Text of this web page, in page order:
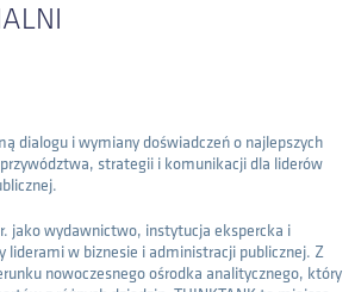
dialogu i wymiany doświadczeń o najlepszych
strategii i komunikacji dla liderów
jako wydawnictwo, instytucja ekspercka i
liderami w biznesie i administracji publicznej. Z
nowoczesnego ośrodka analitycznego, który